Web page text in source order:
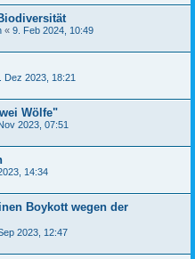
« 9. Feb 2024, 10:49
Dez 2023, 18:21
Wölfe"
2023, 07:51
14:34
Boykott wegen der
2023, 12:47